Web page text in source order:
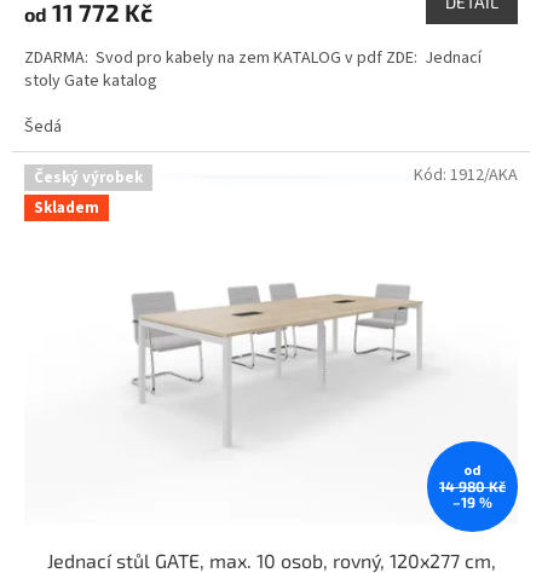
od 11 772 Kč
ZDARMA: Svod pro kabely na zem KATALOG v pdf ZDE: Jednací
stoly Gate katalog
Šedá
Český výrobek
Skladem
od
14 980 Kč
–19 %
Jednací stůl GATE, max. 10 osob, rovný, 120x277 cm,
Kód: 1912/AKA